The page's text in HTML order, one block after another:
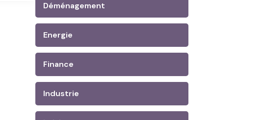
Déménagement
Energie
Finance
Industrie